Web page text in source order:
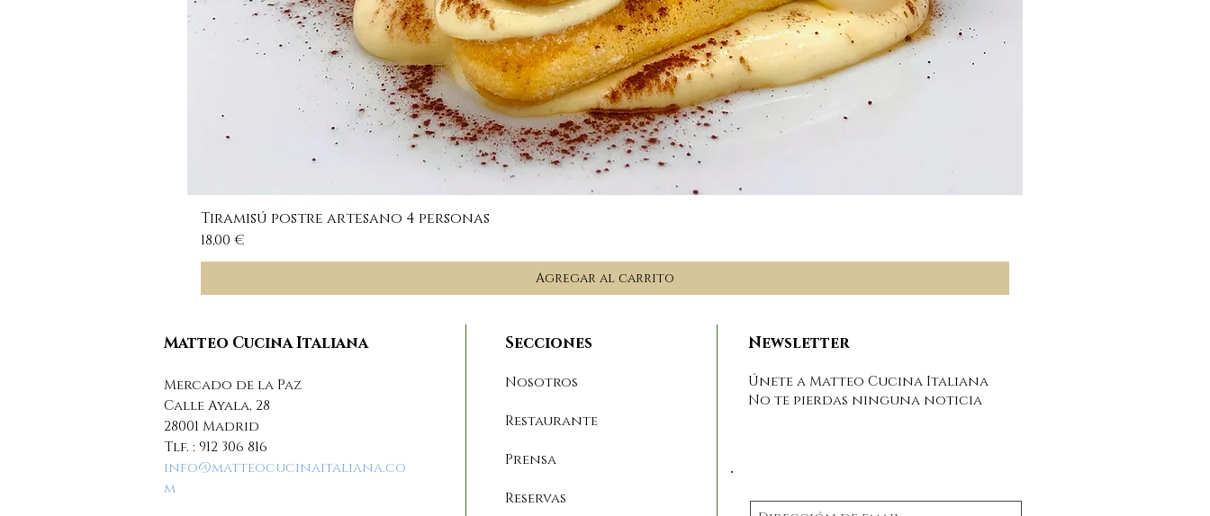
Tiramisú postre artesano 4 personas
Precio
18,00 €
Agregar al carrito
Matteo Cucina Italiana
Mercado de la Paz
Calle Ayala, 28
28001 Madrid
Tlf. : 912 306 816
info@matteocucinaitaliana.co
m
Secciones
Nosotros
Restaurante
Prensa
Reservas
Newsletter
Únete a Matteo Cucina Italiana
No te pierdas ninguna noticia